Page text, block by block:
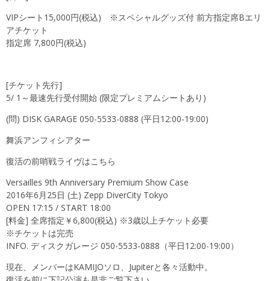
VIPシート15,000円(税込) ※スペシャルグッズ付 前方指定席Bエリ
アチケット
指定席 7,800円(税込)
[チケット先行]
5/ 1～最速先行受付開始 (限定プレミアムシートあり)
(問) DISK GARAGE 050-5533-0888 (平日12:00-19:00)
舞浜アンフィシアター
復活の前哨戦ライヴはこちら
Versailles 9th Anniversary Premium Show Case
2016年6月25日 (土) Zepp DiverCity Tokyo
OPEN 17:15 / START 18:00
[料金] 全席指定￥6,800(税込) ※3歳以上チケット必要
※チケットは完売
INFO. ディスクガレージ 050-5533-0888（平日12:00-19:00）
現在、メンバーはKAMIJOソロ、Jupiterと各々活動中。